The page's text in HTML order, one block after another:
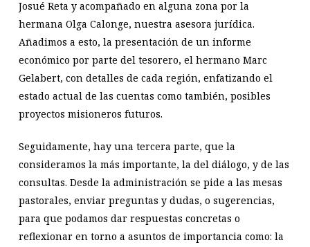
Josué Reta y acompañado en alguna zona por la
hermana Olga Calonge, nuestra asesora jurídica.
Añadimos a esto, la presentación de un informe
económico por parte del tesorero, el hermano Marc
Gelabert, con detalles de cada región, enfatizando el
estado actual de las cuentas como también, posibles
proyectos misioneros futuros.
Seguidamente, hay una tercera parte, que la
consideramos la más importante, la del diálogo, y de las
consultas. Desde la administración se pide a las mesas
pastorales, enviar preguntas y dudas, o sugerencias,
para que podamos dar respuestas concretas o
reflexionar en torno a asuntos de importancia como: la